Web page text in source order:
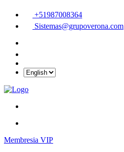
+51987008364
Sistemas@grupoverona.com
Membresia VIP